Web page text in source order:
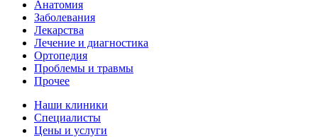
Анатомия
Заболевания
Лекарства
Лечение и диагностика
Ортопедия
Проблемы и травмы
Прочее
Наши клиники
Специалисты
Цены и услуги